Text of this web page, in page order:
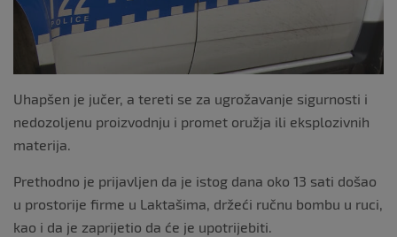
Uhapšen je jučer, a tereti se za ugrožavanje sigurnosti i
nedozoljenu proizvodnju i promet oružja ili eksplozivnih
materija.
Prethodno je prijavljen da je istog dana oko 13 sati došao
u prostorije firme u Laktašima, držeći ručnu bombu u ruci,
kao i da je zaprijetio da će je upotrijebiti.